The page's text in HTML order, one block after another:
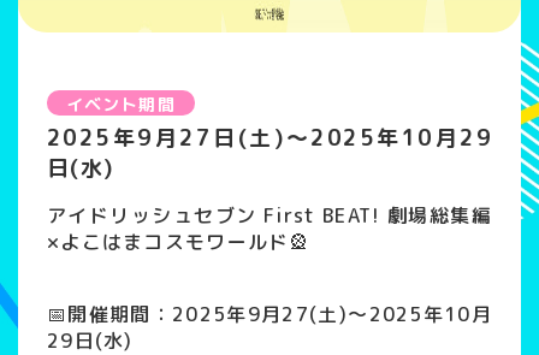
イベント期間
2025年9月27日(土)～2025年10月29
日(水)
アイドリッシュセブン First BEAT! 劇場総集編
×よこはまコスモワールド🎡
📅開催期間：2025年9月27(土)〜2025年10月
29日(水)